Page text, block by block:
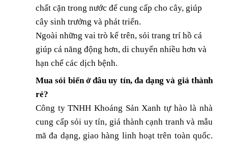
chất cặn trong nước để cung cấp cho cây, giúp
cây sinh trưởng và phát triển.
Ngoài những vai trò kể trên, sỏi trang trí hồ cá
giúp cá năng động hơn, di chuyển nhiều hơn và
hạn chế các dịch bệnh.
Mua sỏi biển ở đâu uy tín, đa dạng và giá thành
rẻ?
Công ty TNHH Khoáng Sản Xanh tự hào là nhà
cung cấp sỏi uy tín, giá thành cạnh tranh và mẫu
mã đa dạng, giao hàng linh hoạt trên toàn quốc.